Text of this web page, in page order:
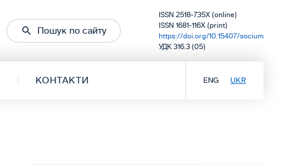
Пошук по сайту
ISSN 2518-735X (online)
ISSN 1681-116X (print)
https://doi.org/10.15407/socium
УДК 316.3 (05)
КОНТАКТИ ENG UKR